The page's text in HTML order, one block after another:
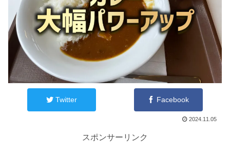
Twitter Facebook
2024.11.05
スポンサーリンク